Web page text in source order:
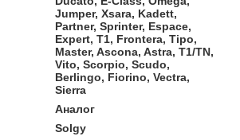
Jumper, Xsara, Kadett,
Partner, Sprinter, Espace,
Expert, T1, Frontera, Tipo,
Master, Ascona, Astra, T1/TN,
Vito, Scorpio, Scudo,
Berlingo, Fiorino, Vectra,
Sierra
Аналог
Solgy